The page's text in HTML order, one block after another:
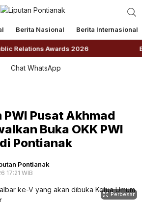
Berita Nasional Berita Internasional
Awards 2026 BNPB:
PWI Pusat Akhmad
Buka OKK PWI
Pontianak
Pontianak
17:21 WIB
Perbesar